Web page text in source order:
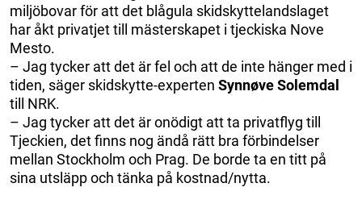
miljöbovar för att det blågula skidskyttelandslaget
har åkt privatjet till mästerskapet i tjeckiska Nove
Mesto.
– Jag tycker att det är fel och att de inte hänger med i
tiden, säger skidskytte-experten Synnøve Solemdal
till NRK.
– Jag tycker att det är onödigt att ta privatflyg till
Tjeckien, det finns nog ändå rätt bra förbindelser
mellan Stockholm och Prag. De borde ta en titt på
sina utsläpp och tänka på kostnad/nytta.